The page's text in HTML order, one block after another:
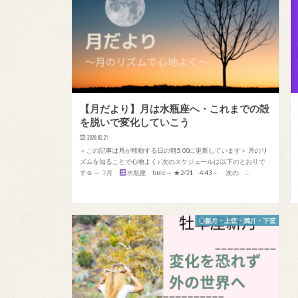
【月だより】月は水瓶座へ・これまでの殻
を脱いで変化していこう
2020.02.21
＜この記事は月が移動する日の朝5:00に更新しています＞ 月のリ
ズムを知ることで心地よく♪ 次のスケジュールは以下のとおりで
す☺ ～☽月
水瓶座 time～ ★2/21 4:43～ 次の …
〇新月・上弦・満月・下弦